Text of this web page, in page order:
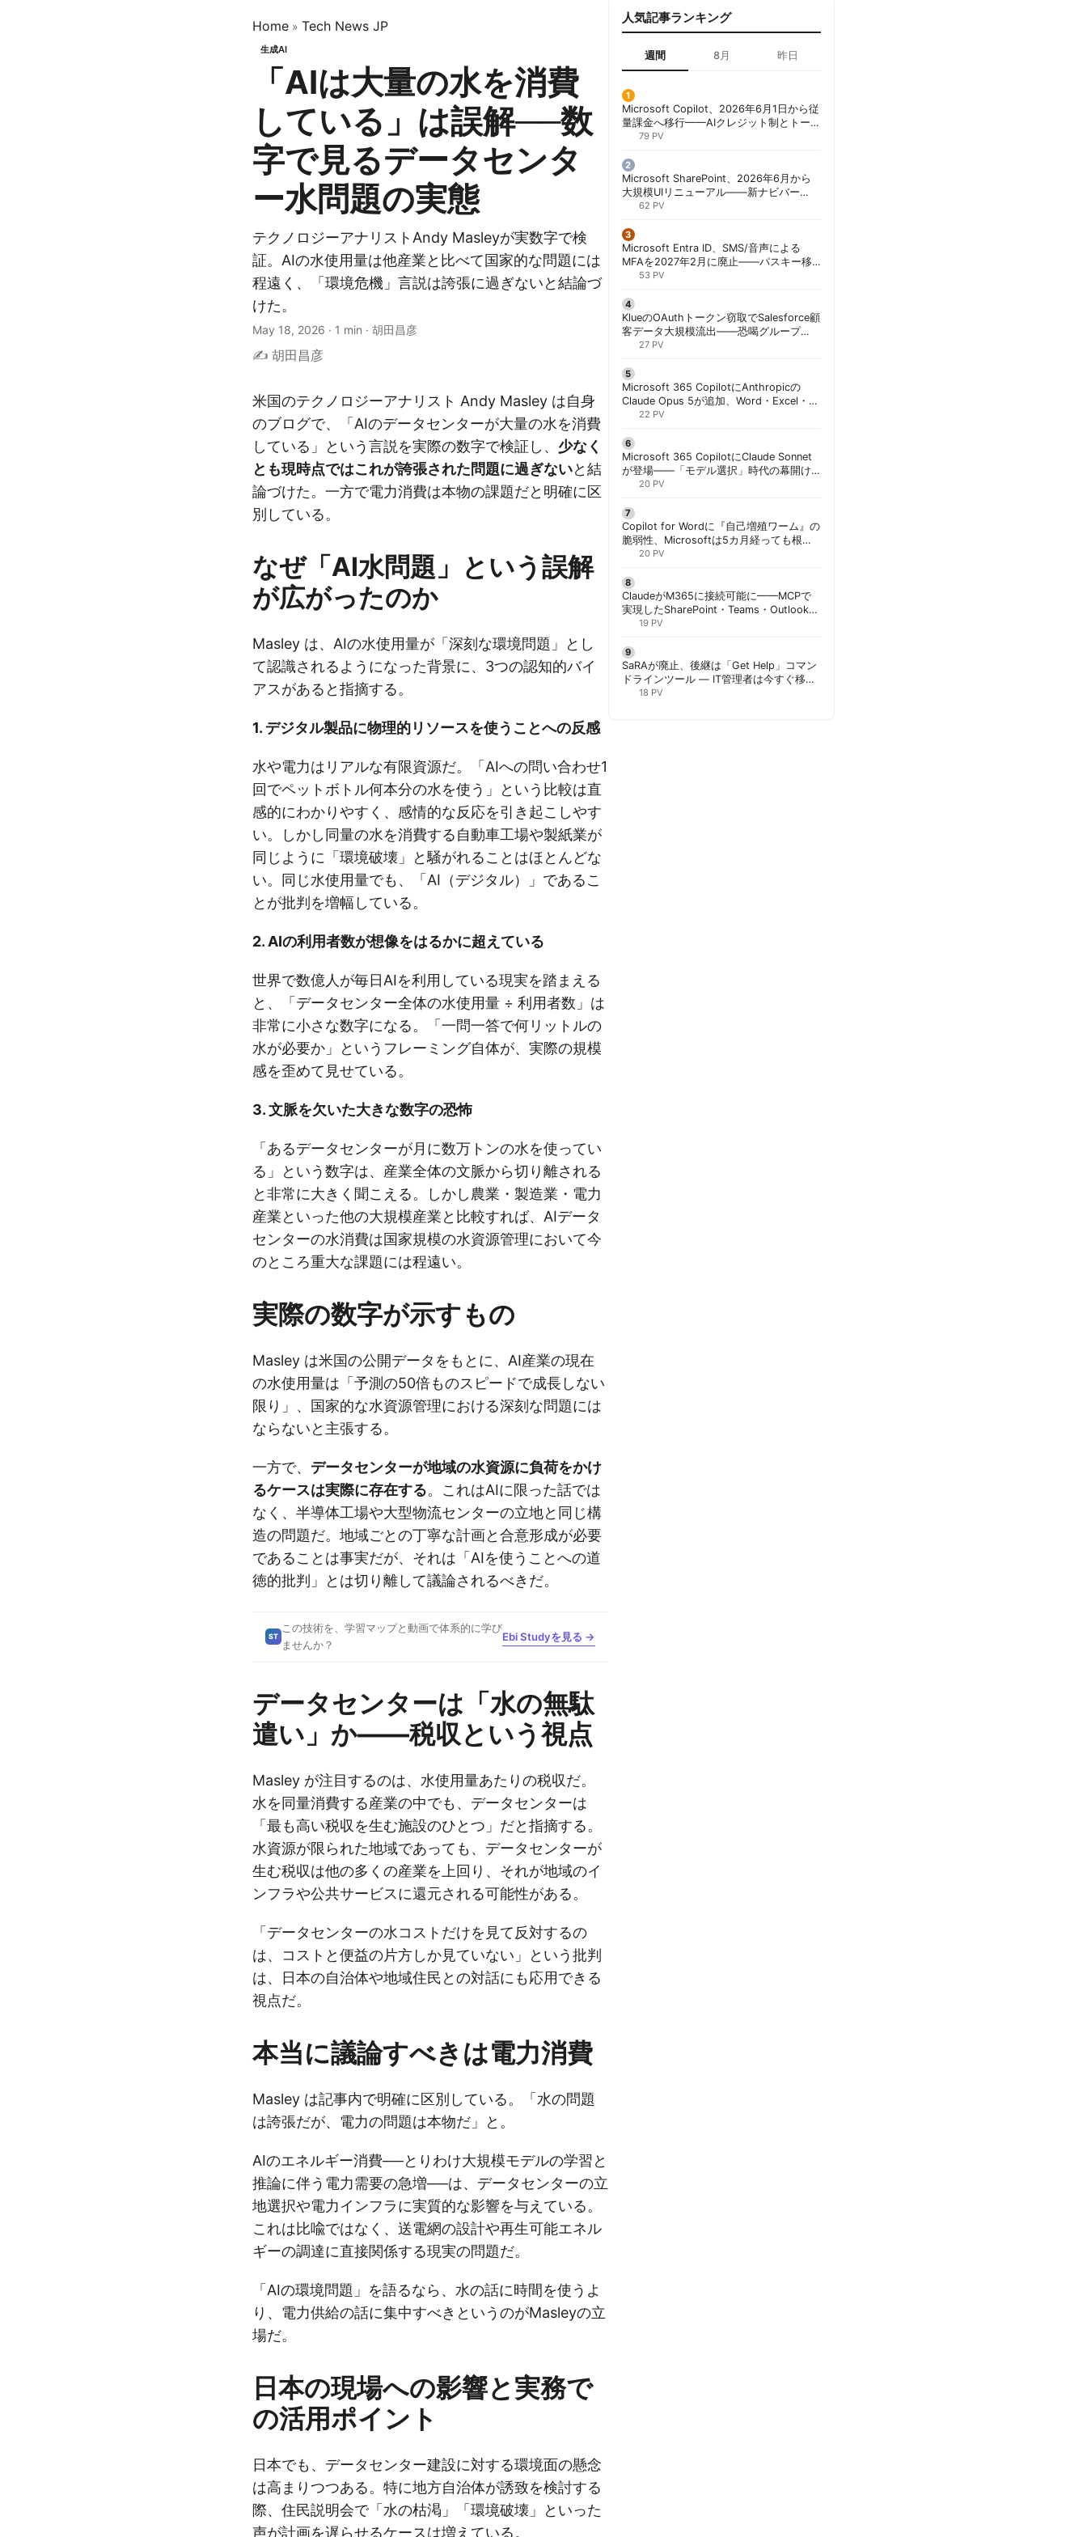
Home » Tech News JP
生成AI
「AIは大量の水を消費
している」は誤解──数
字で見るデータセンタ
ー水問題の実態
テクノロジーアナリストAndy Masleyが実数字で検
証。AIの水使用量は他産業と比べて国家的な問題には
程遠く、「環境危機」言説は誇張に過ぎないと結論づ
けた。
May 18, 2026 · 1 min · 胡田昌彦
✍️ 胡田昌彦
米国のテクノロジーアナリスト Andy Masley は自身
のブログで、「AIのデータセンターが大量の水を消費
している」という言説を実際の数字で検証し、 少なく
とも現時点ではこれが誇張された問題に過ぎないと結
論づけた。一方で電力消費は本物の課題だと明確に区
別している。
なぜ「AI水問題」という誤解
が広がったのか
Masley は、AIの水使用量が「深刻な環境問題」とし
て認識されるようになった背景に、3つの認知的バイ
アスがあると指摘する。
1. デジタル製品に物理的リソースを使うことへの反感
水や電力はリアルな有限資源だ。「AIへの問い合わせ1
回でペットボトル何本分の水を使う」という比較は直
感的にわかりやすく、感情的な反応を引き起こしやす
い。しかし同量の水を消費する自動車工場や製紙業が
同じように「環境破壊」と騒がれることはほとんどな
い。同じ水使用量でも、「AI（デジタル）」であるこ
とが批判を増幅している。
2. AIの利用者数が想像をはるかに超えている
世界で数億人が毎日AIを利用している現実を踏まえる
と、「データセンター全体の水使用量 ÷ 利用者数」は
非常に小さな数字になる。「一問一答で何リットルの
水が必要か」というフレーミング自体が、実際の規模
感を歪めて見せている。
3. 文脈を欠いた大きな数字の恐怖
「あるデータセンターが月に数万トンの水を使ってい
る」という数字は、産業全体の文脈から切り離される
と非常に大きく聞こえる。しかし農業・製造業・電力
産業といった他の大規模産業と比較すれば、AIデータ
センターの水消費は国家規模の水資源管理において今
のところ重大な課題には程遠い。
実際の数字が示すもの
Masley は米国の公開データをもとに、AI産業の現在
の水使用量は「予測の50倍ものスピードで成長しない
限り」、国家的な水資源管理における深刻な問題には
ならないと主張する。
一方で、 データセンターが地域の水資源に負荷をかけ
るケースは実際に存在する。これはAIに限った話では
なく、半導体工場や大型物流センターの立地と同じ構
造の問題だ。地域ごとの丁寧な計画と合意形成が必要
であることは事実だが、それは「AIを使うことへの道
徳的批判」とは切り離して議論されるべきだ。
ST
この技術を、学習マップと動画で体系的に学び
ませんか？
Ebi Studyを見る →
データセンターは「水の無駄
遣い」か——税収という視点
Masley が注目するのは、水使用量あたりの税収だ。
水を同量消費する産業の中でも、データセンターは
「最も高い税収を生む施設のひとつ」だと指摘する。
水資源が限られた地域であっても、データセンターが
生む税収は他の多くの産業を上回り、それが地域のイ
ンフラや公共サービスに還元される可能性がある。
「データセンターの水コストだけを見て反対するの
は、コストと便益の片方しか見ていない」という批判
は、日本の自治体や地域住民との対話にも応用できる
視点だ。
本当に議論すべきは電力消費
Masley は記事内で明確に区別している。「水の問題
は誇張だが、電力の問題は本物だ」と。
AIのエネルギー消費──とりわけ大規模モデルの学習と
推論に伴う電力需要の急増──は、データセンターの立
地選択や電力インフラに実質的な影響を与えている。
これは比喩ではなく、送電網の設計や再生可能エネル
ギーの調達に直接関係する現実の問題だ。
「AIの環境問題」を語るなら、水の話に時間を使うよ
り、電力供給の話に集中すべきというのがMasleyの立
場だ。
日本の現場への影響と実務で
の活用ポイント
日本でも、データセンター建設に対する環境面の懸念
は高まりつつある。特に地方自治体が誘致を検討する
際、住民説明会で「水の枯渇」「環境破壊」といった
声が計画を遅らせるケースは増えている。
人気記事ランキング
週間 8月 昨日
Microsoft Copilot、2026年6月1日から従
量課金へ移行——AIクレジット制とトーク
ンコストで「メーターショック」を回避
79 PV
Microsoft SharePoint、2026年6月から
大規模UIリニューアル——新ナビバー
「Discover/Publish/Build」とAI機能を段
62 PV
Microsoft Entra ID、SMS/音声による
MFAを2027年2月に廃止——パスキー移
行が既定に | 胡田昌彦
53 PV
KlueのOAuthトークン窃取でSalesforce顧
客データ大規模流出——恐喝グループ
「Icarus」が犯行声明 | 胡田昌彦
27 PV
Microsoft 365 CopilotにAnthropicの
Claude Opus 5が追加、Word・Excel・
PowerPointで選択可能に | 胡田昌彦
22 PV
Microsoft 365 CopilotにClaude Sonnet
が登場——「モデル選択」時代の幕開け
と管理者が知るべき注意点 | 胡田昌彦
20 PV
Copilot for Wordに『自己増殖ワーム』の
脆弱性、Microsoftは5カ月経っても根本
対策できず | 胡田昌彦
20 PV
ClaudeがM365に接続可能に——MCPで
実現したSharePoint・Teams・Outlook連
携、セキュリティと実務への影響を読み
19 PV
SaRAが廃止、後継は「Get Help」コマン
ドラインツール — IT管理者は今すぐ移行
計画を | 胡田昌彦
18 PV